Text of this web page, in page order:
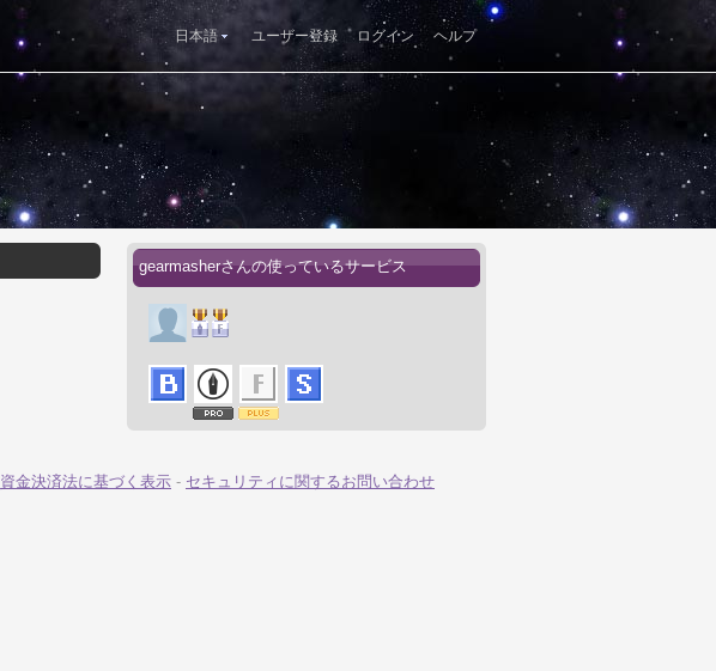
日本語 ユーザー登録 ログイン ヘルプ
gearmasherさんの使っているサービス
資金決済法に基づく表示 - セキュリティに関するお問い合わせ